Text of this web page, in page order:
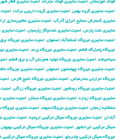
فولاد خوزستان, امنیت سایبری فولاد مبارکه, امنیت سایبری قطار
امنیت سایبری گروه بهمن, امنیت سایبری گروه دارویی برکت,
سایبری گسترش صنایع انرژی آذرآب, امنیت سایبری ماشین‌سازی
سایبری نفت پارس, امنیت سایبری نفت‌وگاز پارسیان, امنیت سایبری
امنیت سایبری نیروگاه اسلام‌آباد اصفهان, امنیت سایبری نیروگاه
نیروگاه پاسارگاد قشم, امنیت سایبری نیروگاه پرند, امنیت سایبری
سیاه‌بیشه, امنیت سایبری نیروگاه تولید هم‌زمان آب و برق قشم,
امنیت سایبری نیروگاه چهلستون اصفهان, امنیت سایبری نیروگاه
نیروگاه حرارتی بندرعباس, امنیت سایبری نیروگاه خلیج فارس,
امنیت سایبری نیروگاه رودشور , امنیت سایبری نیروگاه زرگان, امنیت
سایبری نیروگاه زواره, امنیت سایبری نیروگاه سبلان, امنیت سایبری
سلطانیه زنجان, امنیت سایبری نیروگاه سهند, امنیت سایبری نیروگاه
آبادان, امنیت سایبری نیروگاه سیکل ترکیبی ارومیه, امنیت سایبری
سیکل ترکیبی ایرانشهر , امنیت سایبری نیروگاه سیکل ترکیبی بهبهان,
نیروگاه سیکل ترکیبی چادرملو, امنیت سایبری نیروگاه سیکل ترکیبی